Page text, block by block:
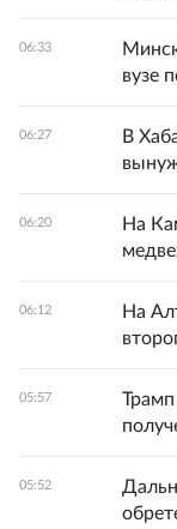
06:33
вузе
06:27
В
06:20
На
06:12
На
05:57
05:52